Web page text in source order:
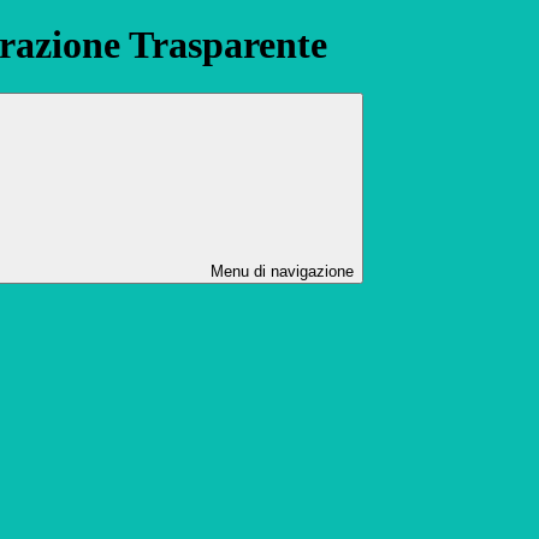
Trasparente
Menu di navigazione